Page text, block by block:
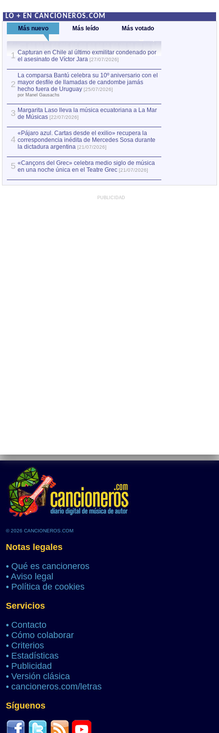
LO + EN CANCIONEROS.COM
Más nuevo Más leído Más votado
1 Capturan en Chile al último exmilitar condenado por
el asesinato de Víctor Jara [27/07/2026]
2
La comparsa Bantú celebra su 10º aniversario con el
mayor desfile de llamadas de candombe jamás
hecho fuera de Uruguay [25/07/2026]
por Manel Gausachs
3 Margarita Laso lleva la música ecuatoriana a La Mar
de Músicas [22/07/2026]
4
«Pájaro azul. Cartas desde el exilio» recupera la
correspondencia inédita de Mercedes Sosa durante
la dictadura argentina [21/07/2026]
5 «Cançons del Grec» celebra medio siglo de música
en una noche única en el Teatre Grec [21/07/2026]
PUBLICIDAD
© 2026 CANCIONEROS.COM
Notas legales
• Qué es cancioneros
• Aviso legal
• Política de cookies
Servicios
• Contacto
• Cómo colaborar
• Criterios
• Estadísticas
• Publicidad
• Versión clásica
• cancioneros.com/letras
Síguenos